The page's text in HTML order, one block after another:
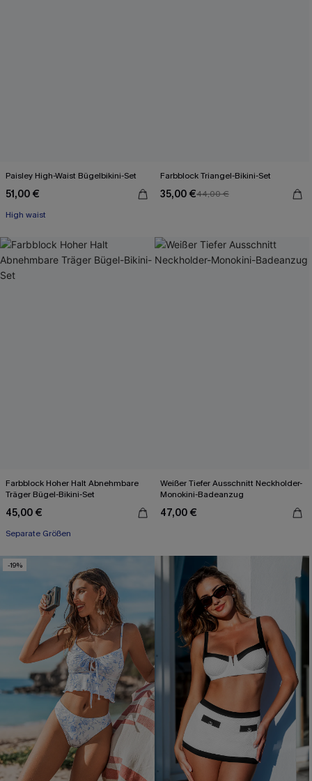
Paisley High-Waist Bügelbikini-Set
51,00 €
High waist
Farbblock Triangel-Bikini-Set
35,00 €44,00 €
Farbblock Hoher Halt Abnehmbare
Träger Bügel-Bikini-Set
45,00 €
Separate Größen
Weißer Tiefer Ausschnitt Neckholder-
Monokini-Badeanzug
47,00 €
-19%